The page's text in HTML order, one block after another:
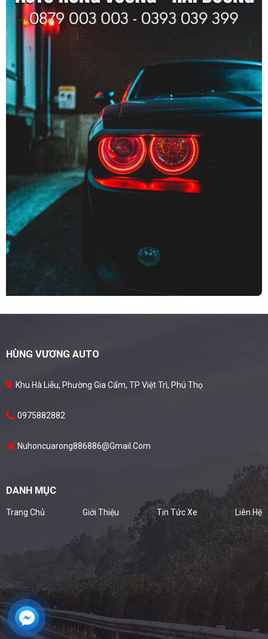
HÙNG VƯƠNG AUTO
Khu Hà Liễu, Phường Gia Cẩm, TP Việt Trì, Phú Thọ
0975882882
Nuhoncuarong886886@gmail.com
DANH MỤC
Trang Chủ Giới Thiệu Tin Tức Xe Liên Hệ